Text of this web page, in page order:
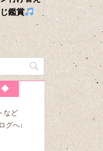
鑑賞
◆
など
グへ↓